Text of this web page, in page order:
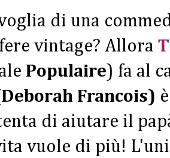
di una
vintage? Allora
Populaire) fa al
Francois)
di aiutare il
vuole di più!